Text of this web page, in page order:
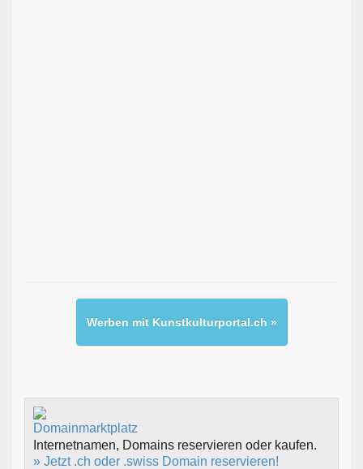
Werben mit Kunstkulturportal.ch »
Internetnamen, Domains reservieren oder kaufen.
» Jetzt .ch oder .swiss Domain reservieren!